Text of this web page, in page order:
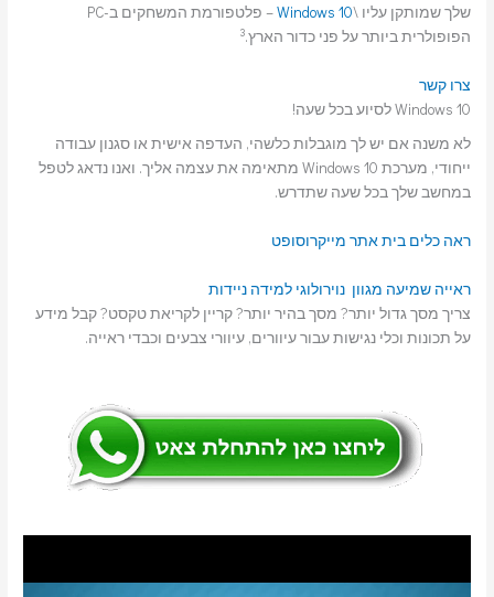
שלך שמותקן עליו \Windows 10
– פלטפורמת המשחקים ב-PC
הפופולרית ביותר על פני כדור הארץ.3
צרו קשר
Windows 10 לסיוע בכל שעה!
לא משנה אם יש לך מוגבלות כלשהי, העדפה אישית או סגנון עבודה
ייחודי, מערכת Windows 10 מתאימה את עצמה אליך. ואנו נדאג לטפל
במחשב שלך בכל שעה שתדרש.
ראה כלים בית אתר מייקרוסופט
ראייה שמיעה מגוון נוירולוגי למידה ניידות
צריך מסך גדול יותר? מסך בהיר יותר? קריין לקריאת טקסט? קבל מידע
על תכונות וכלי נגישות עבור עיוורים, עיוורי צבעים וכבדי ראייה.